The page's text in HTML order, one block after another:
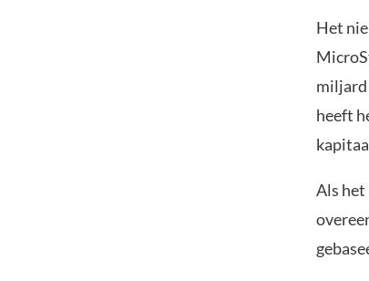
Het
miljard
heeft
Als het